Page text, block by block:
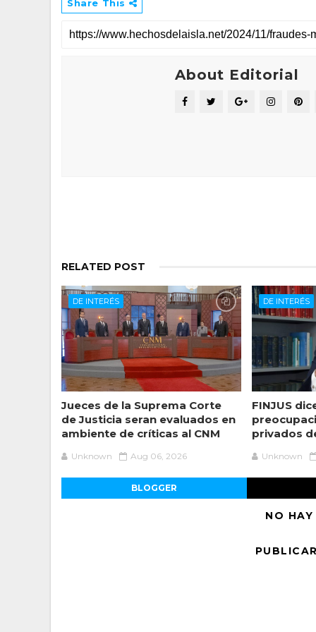
Share This
About Editorial
RELATED POST
DE INTERÉS
Jueces de la Suprema Corte
de Justicia seran evaluados en
ambiente de críticas al CNM
Unknown Aug 06, 2026
DE INTERÉS
FINJUS
privados
Unknown
BLOGGER
NO